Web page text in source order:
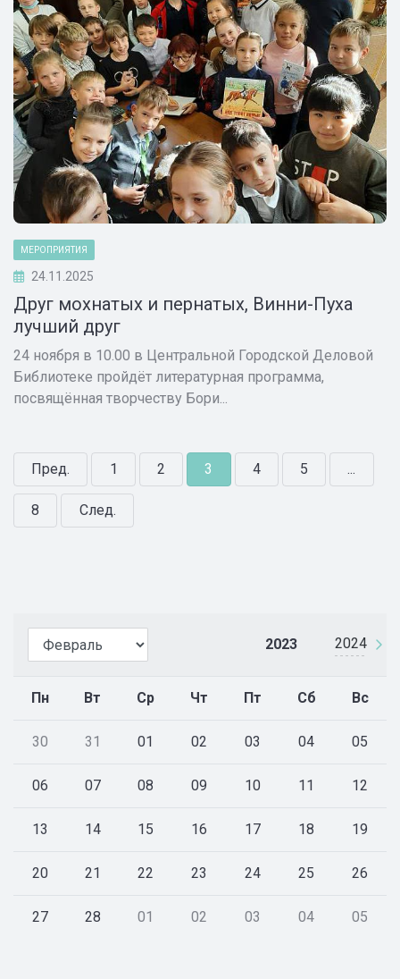
2023 2024
Пн Вт Ср Чт Пт Сб Вс
30 31 01 02 03 04 05
06 07 08 09 10 11 12
13 14 15 16 17 18 19
20 21 22 23 24 25 26
27 28 01 02 03 04 05
МЕРОПРИЯТИЯ
24.11.2025
Друг мохнатых и пернатых, Винни-Пуха
лучший друг
24 ноября в 10.00 в Центральной Городской Деловой
Библиотеке пройдёт литературная программа,
посвящённая творчеству Бори...
Пред. 1 2 3 4 5 ...
8 След.